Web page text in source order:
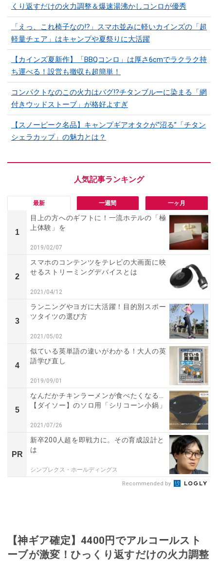
くり返すだけの火力調整＆爆速湯沸かしコンロが優秀
「えっ、これ椅子なの!?」スマホ並みに軽いカインズの「超
軽量チェア」はキャンプや夏祭りに大活躍
【カインズ夏新作】「BBQコンロ」は厚さ6cmでラクラク持
ち運べる！設営も撤収も超簡単！
コンパクトなのこの火力はバグ⁉チタンブルーに染まる「網
付きウッドストーブ」が格好よすぎ
【スノーピーク名品】キャンプギアオタクが“沼る”「チタン
シェラカップ」の魅力とは？
最新 一週間 一ヶ月
1
目上の方へのギフトに！一流ホテルの「極
上体験」を
2019/02/07
2
スマホのコンテンツをテレビの大画面に映
せるストリーミングデバイスとは
2021/04/12
3
ランニングやヨガに大活躍！目的別スポー
ツタイツの選び方
2021/05/02
4
似ている英単語の違いがわかる！大人の英
語学び直し
2019/09/01
5
なんだかチキンラーメンが食べたくなる…
【ダイソー】のソロ用「シリコーン小鍋」
2021/07/26
PR
新卒200人超を即戦力に。その育成設計と
は
シンプレクス・ホールディングス
Recommended by
【神ギア確定】4400円でアルコールスト
ーブが激変！ひっくり返すだけの火力調整